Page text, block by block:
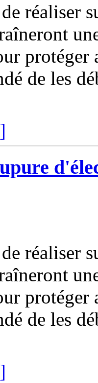
réaliser
protéger
de les
réaliser
protéger
de les